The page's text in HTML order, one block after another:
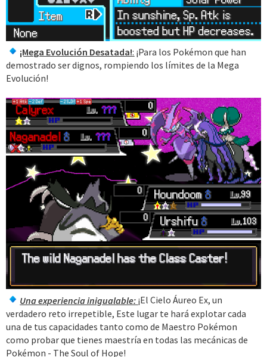
¡Mega Evolución Desatada!: ¡Para los Pokémon que han
demostrado ser dignos, rompiendo los límites de la Mega
Evolución!
Una experiencia inigualable: ¡El Cielo Áureo Ex, un
verdadero reto irrepetible, Este lugar te hará explotar cada
una de tus capacidades tanto como de Maestro Pokémon
como probar que tienes maestría en todas las mecánicas de
Pokémon - The Soul of Hope!